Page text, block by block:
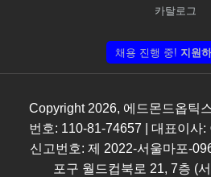
카탈로그
채용 진행 중! 지원하
Copyright2026, 에드몬드옵틱
번호: 110-81-74657 | 대표이사:
신고번호: 제 2022-서울마포-
포구 월드컵북로 21, 7층 (